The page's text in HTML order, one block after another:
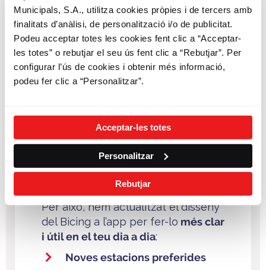
Municipals, S.A., utilitza cookies pròpies i de tercers amb
finalitats d’anàlisi, de personalització i/o de publicitat.
Podeu acceptar totes les cookies fent clic a “Acceptar-
les totes” o rebutjar el seu ús fent clic a “Rebutjar”. Per
configurar l’ús de cookies i obtenir més informació,
podeu fer clic a “Personalitzar”.
Acceptar-les totes
Personalitzar
Rebutjar
SMOU evoluciona pensant
en tu
Les millores recents a SMOU
fet arribar com a persones usuàries
Per això, hem actualitzat el disseny
del Bicing a l’app per fer-lo més clar
i útil en el teu dia a dia:
Noves estacions preferides